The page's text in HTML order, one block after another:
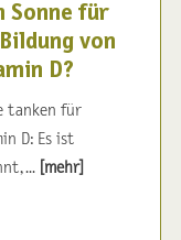
Sonne für
von
D?
tanken für
D: Es ist
... [mehr]